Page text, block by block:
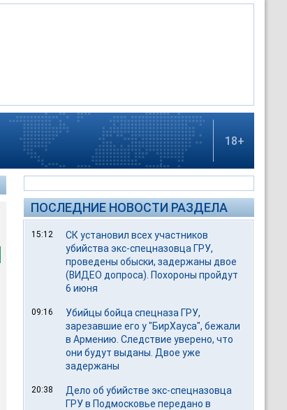
18+
ПОСЛЕДНИЕ НОВОСТИ РАЗДЕЛА
15:12
СК установил всех участников
убийства экс-спецназовца ГРУ,
проведены обыски, задержаны двое
(ВИДЕО допроса). Похороны пройдут
6 июня
09:16
Убийцы бойца спецназа ГРУ,
зарезавшие его у "БирХауса", бежали
в Армению. Следствие уверено, что
они будут выданы. Двое уже
задержаны
20:38
Дело об убийстве экс-спецназовца
ГРУ в Подмосковье передано в